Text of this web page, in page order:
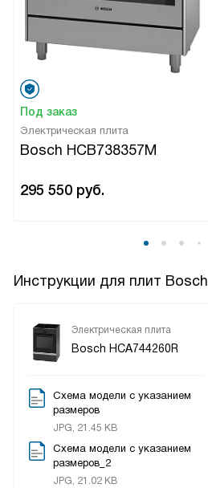
Под заказ
Электрическая плита
Bosch HCB738357M
295 550 руб.
Инструкции для плит Bosch
Электрическая плита
Bosch HCA744260R
Схема модели с указанием
размеров
JPG, 21.45 KB
Схема модели с указанием
размеров_2
JPG, 21.02 KB